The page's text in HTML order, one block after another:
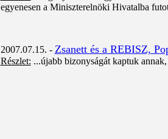
egyenesen a Miniszterelnöki Hivatalba
2007.07.15. - Zsanett és a REBISZ,
Részlet: ...újabb bizonyságát kaptuk